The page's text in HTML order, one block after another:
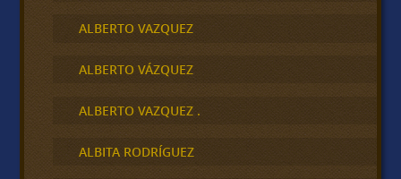
ALBERTO VAZQUEZ
ALBERTO VÁZQUEZ
ALBERTO VAZQUEZ .
ALBITA RODRÍGUEZ